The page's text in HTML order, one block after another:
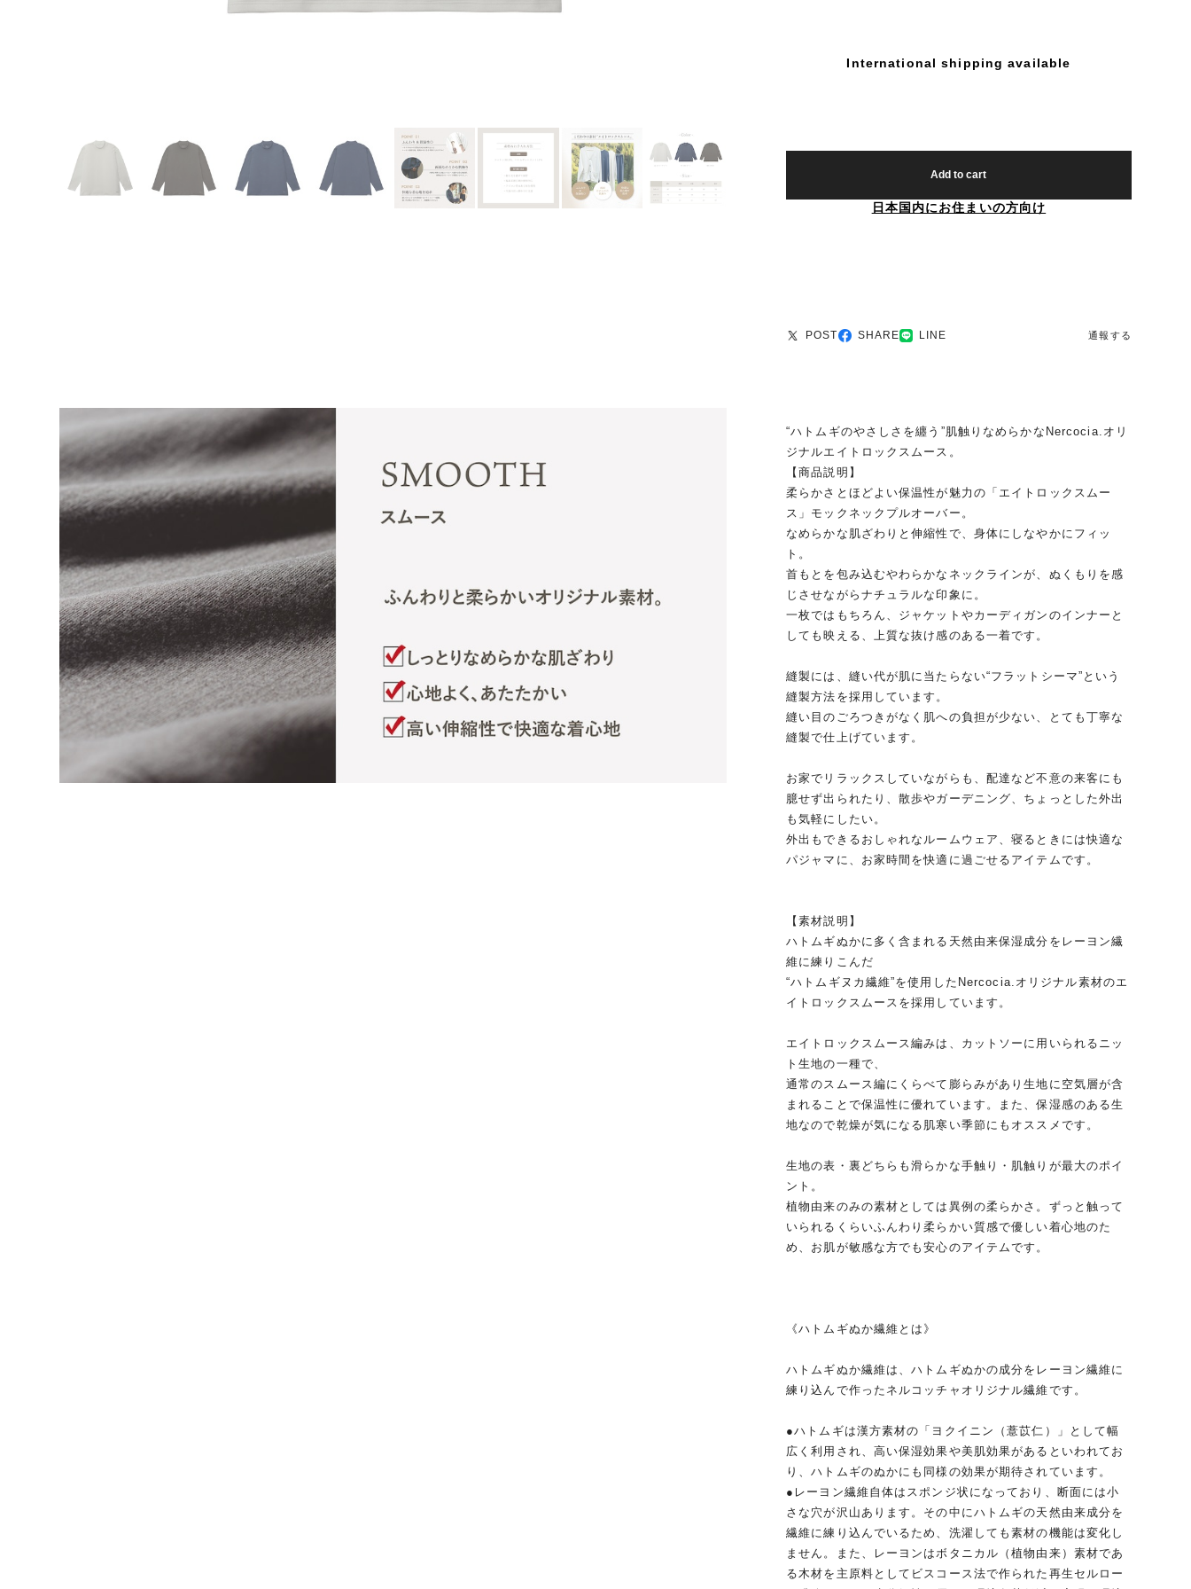
International shipping available
Add to cart
日本国内にお住まいの方向け
POST SHARE LINE 通報する
“ハトムギのやさしさを纏う”肌触りなめらかなNercocia.オリ
ジナルエイトロックスムース。
【商品説明】
柔らかさとほどよい保温性が魅力の「エイトロックスムー
ス」モックネックプルオーバー。
なめらかな肌ざわりと伸縮性で、身体にしなやかにフィッ
ト。
首もとを包み込むやわらかなネックラインが、ぬくもりを感
じさせながらナチュラルな印象に。
一枚ではもちろん、ジャケットやカーディガンのインナーと
しても映える、上質な抜け感のある一着です。
縫製には、縫い代が肌に当たらない“フラットシーマ”という
縫製方法を採用しています。
縫い目のごろつきがなく肌への負担が少ない、とても丁寧な
縫製で仕上げています。
お家でリラックスしていながらも、配達など不意の来客にも
臆せず出られたり、散歩やガーデニング、ちょっとした外出
も気軽にしたい。
外出もできるおしゃれなルームウェア、寝るときには快適な
パジャマに、お家時間を快適に過ごせるアイテムです。
【素材説明】
ハトムギぬかに多く含まれる天然由来保湿成分をレーヨン繊
維に練りこんだ
“ハトムギヌカ繊維”を使用したNercocia.オリジナル素材のエ
イトロックスムースを採用しています。
エイトロックスムース編みは、カットソーに用いられるニッ
ト生地の一種で、
通常のスムース編にくらべて膨らみがあり生地に空気層が含
まれることで保温性に優れています。また、保湿感のある生
地なので乾燥が気になる肌寒い季節にもオススメです。
生地の表・裏どちらも滑らかな手触り・肌触りが最大のポイ
ント。
植物由来のみの素材としては異例の柔らかさ。ずっと触って
いられるくらいふんわり柔らかい質感で優しい着心地のた
め、お肌が敏感な方でも安心のアイテムです。
《ハトムギぬか繊維とは》
ハトムギぬか繊維は、ハトムギぬかの成分をレーヨン繊維に
練り込んで作ったネルコッチャオリジナル繊維です。
●ハトムギは漢方素材の「ヨクイニン（薏苡仁）」として幅
広く利用され、高い保湿効果や美肌効果があるといわれてお
り、ハトムギのぬかにも同様の効果が期待されています。
●レーヨン繊維自体はスポンジ状になっており、断面には小
さな穴が沢山あります。その中にハトムギの天然由来成分を
繊維に練り込んでいるため、洗濯しても素材の機能は変化し
ません。また、レーヨンはボタニカル（植物由来）素材であ
る木材を主原料としてビスコース法で作られた再生セルロー